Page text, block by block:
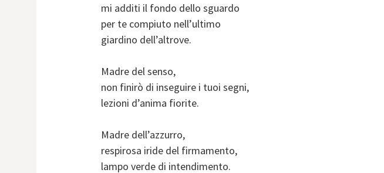
mi additi il fondo dello sguardo
per te compiuto nell’ultimo
giardino dell’altrove.
Madre del senso,
non finirò di inseguire i tuoi segni,
lezioni d’anima fiorite.
Madre dell’azzurro,
respirosa iride del firmamento,
lampo verde di intendimento.